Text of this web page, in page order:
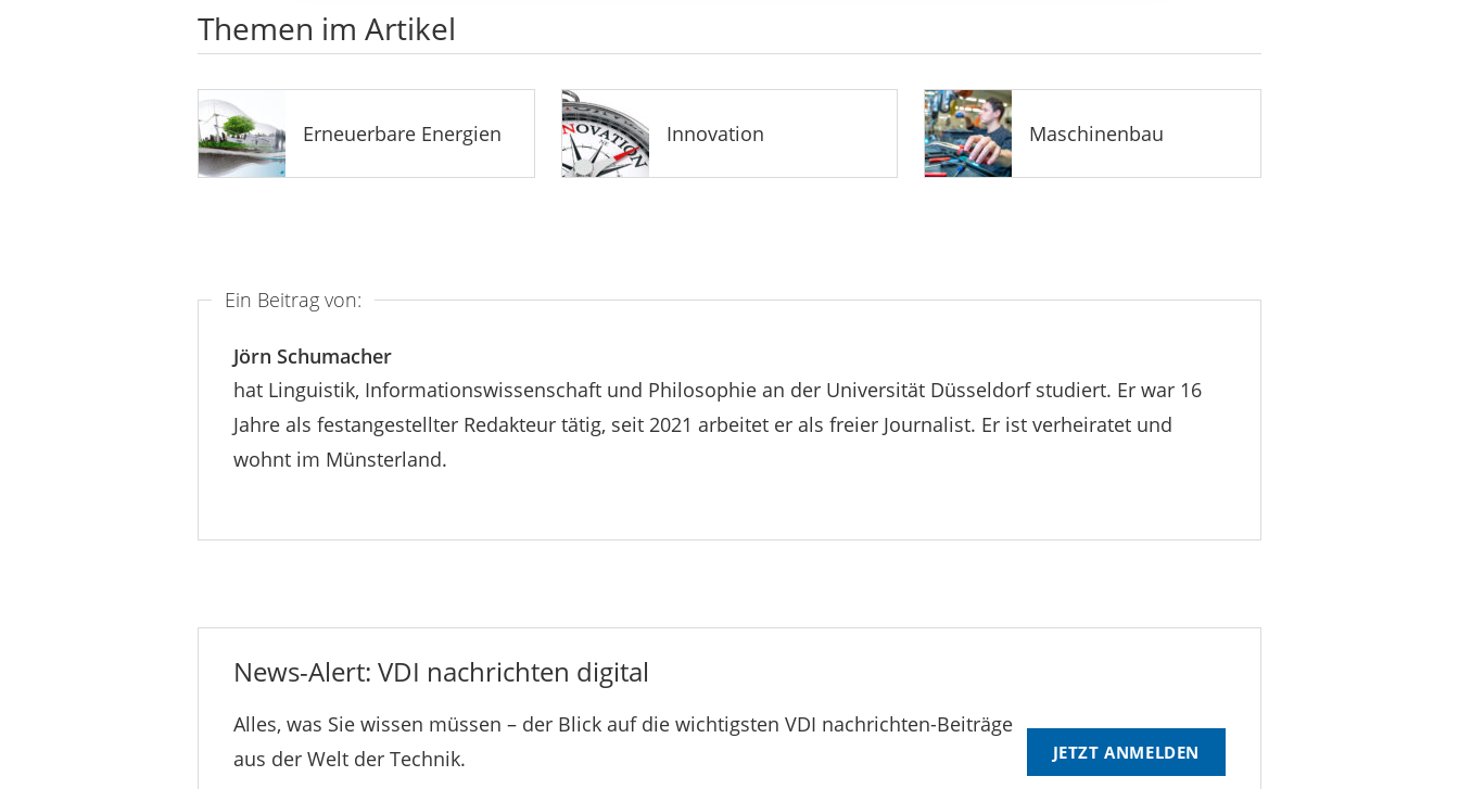
Themen im Artikel
Erneuerbare Energien Innovation Maschinenbau
Ein Beitrag von:
Jörn Schumacher
hat Linguistik, Informationswissenschaft und Philosophie an der Universität Düsseldorf studiert. Er war 16
Jahre als festangestellter Redakteur tätig, seit 2021 arbeitet er als freier Journalist. Er ist verheiratet und
wohnt im Münsterland.
News-Alert: VDI nachrichten digital
Alles, was Sie wissen müssen – der Blick auf die wichtigsten VDI nachrichten-Beiträge
aus der Welt der Technik.
JETZT ANMELDEN